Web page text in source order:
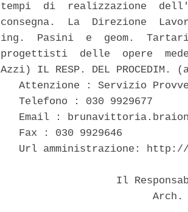
tempi  di  realizzazione
consegna.  La  Direzione
ing.  Pasini  e  geom.
progettisti  delle  opere
Azzi) IL RESP. DEL
Attenzione : Servizio
   Telefono : 030 9929677
Email :
   Fax : 030 9929646
Url amministrazione:
Il
Arch.